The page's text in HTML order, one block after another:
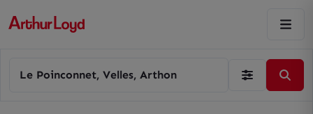
Le Poinconnet, Velles, Arthon